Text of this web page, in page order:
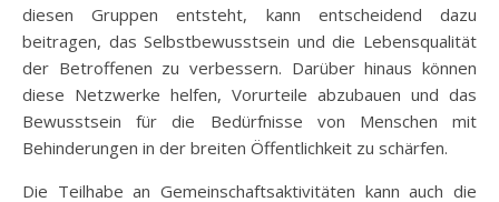
diesen Gruppen entsteht, kann entscheidend dazu
beitragen, das Selbstbewusstsein und die Lebensqualität
der Betroffenen zu verbessern. Darüber hinaus können
diese Netzwerke helfen, Vorurteile abzubauen und das
Bewusstsein für die Bedürfnisse von Menschen mit
Behinderungen in der breiten Öffentlichkeit zu schärfen.
Die Teilhabe an Gemeinschaftsaktivitäten kann auch die